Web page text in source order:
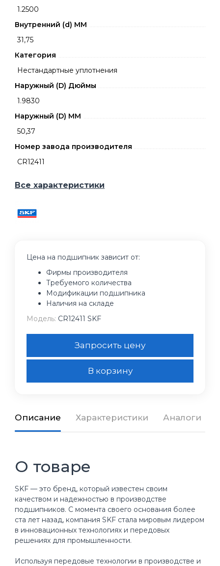
1.2500
Внутренний (d) ММ
31,75
Категория
Нестандартные уплотнения
Наружный (D) Дюймы
1.9830
Наружный (D) ММ
50,37
Номер завода производителя
CR12411
Все характеристики
Цена на подшипник зависит от:
Фирмы производителя
Требуемого количества
Модификации подшипника
Наличия на складе
Модель: CR12411 SKF
Запросить цену
В корзину
Описание Характеристики Аналоги
О товаре
SKF — это бренд, который известен своим
качеством и надежностью в производстве
подшипников. С момента своего основания более
ста лет назад, компания SKF стала мировым лидером
в инновационных технологиях и передовых
решениях для промышленности.
Используя передовые технологии в производстве и